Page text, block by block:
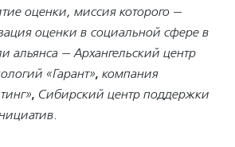
оценки, миссия которого —
оценки в социальной сфере в
альянса — Архангельский центр
«Гарант», компания
, Сибирский центр поддержки